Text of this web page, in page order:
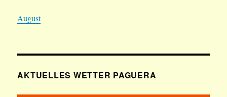
August
AKTUELLES WETTER PAGUERA